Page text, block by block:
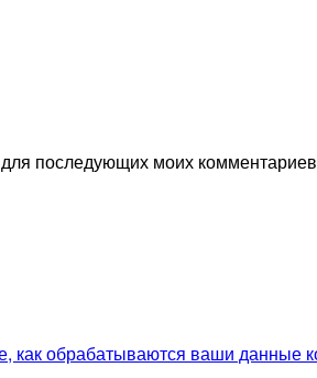
последующих моих
как обрабатываются ваши данные